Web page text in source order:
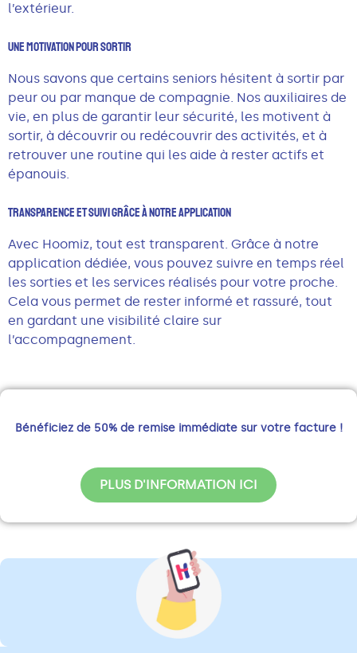
l’extérieur.
Une Motivation Pour Sortir
Nous savons que certains seniors hésitent à sortir par
peur ou par manque de compagnie. Nos auxiliaires de
vie, en plus de garantir leur sécurité, les motivent à
sortir, à découvrir ou redécouvrir des activités, et à
retrouver une routine qui les aide à rester actifs et
épanouis.
Transparence Et Suivi Grâce À Notre Application
Avec Hoomiz, tout est transparent. Grâce à notre
application dédiée, vous pouvez suivre en temps réel
les sorties et les services réalisés pour votre proche.
Cela vous permet de rester informé et rassuré, tout
en gardant une visibilité claire sur
l’accompagnement.
Bénéficiez de 50% de remise immédiate sur votre facture !
PLUS D'INFORMATION ICI